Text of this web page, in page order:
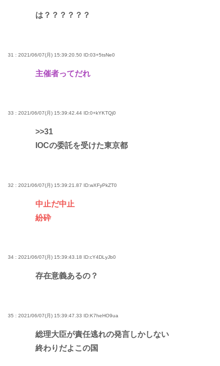
は？？？？？？
31 : 2021/06/07(月) 15:39:20.50 ID:03+5tsNe0
主催者ってだれ
33 : 2021/06/07(月) 15:39:42.44 ID:0+kYKTQj0
>>31
IOCの委託を受けた東京都
32 : 2021/06/07(月) 15:39:21.87 ID:wXFyPkZT0
中止だ中止
紛砕
34 : 2021/06/07(月) 15:39:43.18 ID:cY4DLyJb0
存在意義あるの？
35 : 2021/06/07(月) 15:39:47.33 ID:K7heHO9ua
総理大臣が責任逃れの発言しかしない
終わりだよこの国